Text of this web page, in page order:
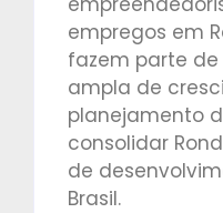
empregos em
fazem parte
ampla de
planejamento
consolidar
de
Brasil.